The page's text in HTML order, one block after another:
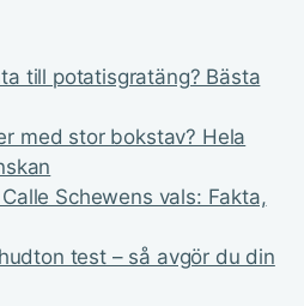
till potatisgratäng? Bästa
med stor bokstav? Hela
Schewens vals: Fakta,
test – så avgör du din